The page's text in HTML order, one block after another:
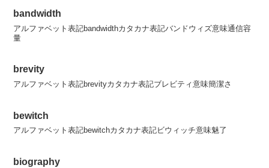
bandwidth
アルファベット表記bandwidthカタカナ表記バンドウィズ意味通信容
量
brevity
アルファベット表記brevityカタカナ表記ブレビティ意味簡潔さ
bewitch
アルファベット表記bewitchカタカナ表記ビウィッチ意味魅了
biography